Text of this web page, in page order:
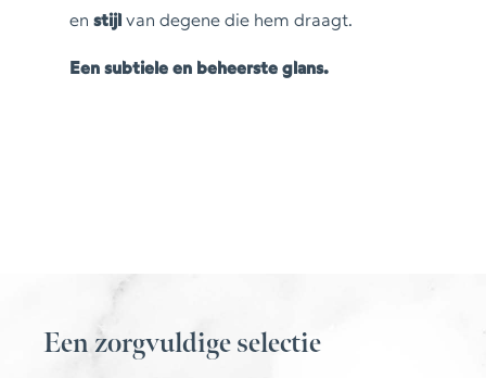
en stijl van degene die hem draagt.
Een subtiele en beheerste glans.
Een zorgvuldige selectie